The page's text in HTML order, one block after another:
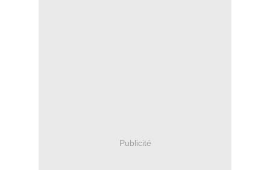
Publicité